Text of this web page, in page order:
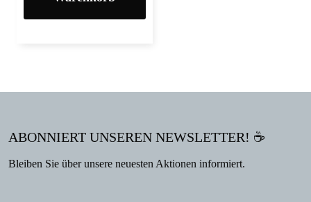
ABONNIERT UNSEREN NEWSLETTER! ☕
Bleiben Sie über unsere neuesten Aktionen informiert.